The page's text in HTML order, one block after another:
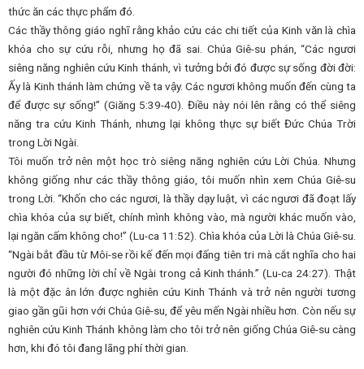
thức ăn các thực phẩm đó.
Các thầy thông giáo nghĩ rằng khảo cứu các chi tiết của Kinh văn là chìa
khóa cho sự cứu rỗi, nhưng họ đã sai. Chúa Giê-su phán, “Các ngươi
siêng năng nghiên cứu Kinh thánh, vì tưởng bởi đó được sự sống đời đời:
Ấy là Kinh thánh làm chứng về ta vậy. Các ngươi không muốn đến cùng ta
để được sự sống!” (Giăng 5:39-40). Điều này nói lên rằng có thể siêng
năng tra cứu Kinh Thánh, nhưng lại không thực sự biết Đức Chúa Trời
trong Lời Ngài.
Tôi muốn trở nên một học trò siêng năng nghiên cứu Lời Chúa. Nhưng
không giống như các thầy thông giáo, tôi muốn nhìn xem Chúa Giê-su
trong Lời. “Khốn cho các ngươi, là thầy dạy luật, vì các ngươi đã đoạt lấy
chìa khóa của sự biết, chính mình không vào, mà người khác muốn vào,
lại ngăn cấm không cho!” (Lu-ca 11:52). Chìa khóa của Lời là Chúa Giê-su.
“Ngài bắt đầu từ Môi-se rồi kế đến mọi đấng tiên tri mà cắt nghĩa cho hai
người đó những lời chỉ về Ngài trong cả Kinh thánh.” (Lu-ca 24:27). Thật
là một đặc ân lớn được nghiên cứu Kinh Thánh và trở nên người tương
giao gần gũi hơn với Chúa Giê-su, để yêu mến Ngài nhiều hơn. Còn nếu sự
nghiên cứu Kinh Thánh không làm cho tôi trở nên giống Chúa Giê-su càng
hơn, khi đó tôi đang lãng phí thời gian.